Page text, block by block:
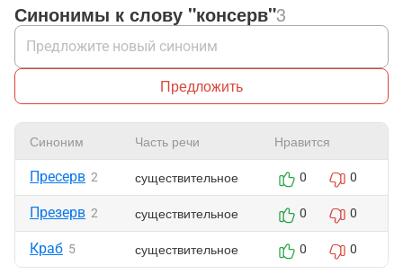
Синонимы к слову "консерв"3
Предложить
Синоним Часть речи Нравится
Пресерв 2 существительное 0 0
Презерв 2 существительное 0 0
Краб 5 существительное 0 0